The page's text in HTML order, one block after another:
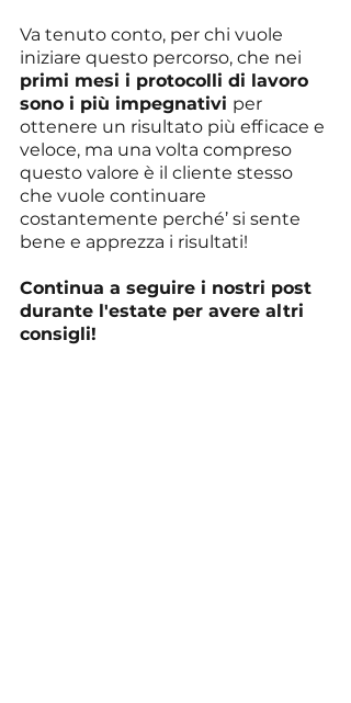
Va tenuto conto, per chi vuole
iniziare questo percorso, che nei
primi mesi i protocolli di lavoro
sono i più impegnativi per
ottenere un risultato più efficace e
veloce, ma una volta compreso
questo valore è il cliente stesso
che vuole continuare
costantemente perché’ si sente
bene e apprezza i risultati!
Continua a seguire i nostri post
durante l'estate per avere altri
consigli!